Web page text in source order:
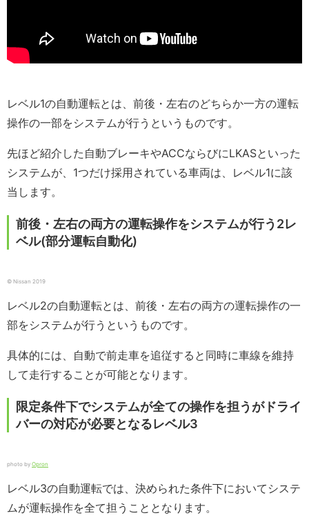
レベル1の自動運転とは、前後・左右のどちらか一方の運転
操作の一部をシステムが行うというものです。
先ほど紹介した自動ブレーキやACCならびにLKASといった
システムが、1つだけ採用されている車両は、レベル1に該
当します。
前後・左右の両方の運転操作をシステムが行う2レ
ベル(部分運転自動化)
© Nissan 2019
レベル2の自動運転とは、前後・左右の両方の運転操作の一
部をシステムが行うというものです。
具体的には、自動で前走車を追従すると同時に車線を維持
して走行することが可能となります。
限定条件下でシステムが全ての操作を担うがドライ
バーの対応が必要となるレベル3
photo by Opron
レベル3の自動運転では、決められた条件下においてシステ
ムが運転操作を全て担うこととなります。